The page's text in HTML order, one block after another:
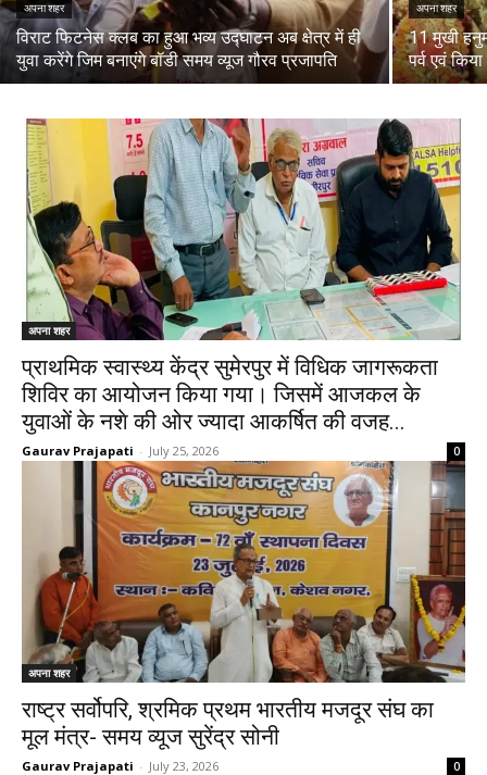
अपना शहर
विराट फिटनेस क्लब का हुआ भव्य उद्घाटन अब क्षेत्र में ही
युवा करेंगे जिम बनाएंगे बॉडी समय व्यूज गौरव प्रजापति
अपना शहर
11 मुखी
पर्व एवं
अपना शहर
प्राथमिक स्वास्थ्य केंद्र सुमेरपुर में विधिक जागरूकता
शिविर का आयोजन किया गया। जिसमें आजकल के
युवाओं के नशे की ओर ज्यादा आकर्षित की वजह...
Gaurav Prajapati - July 25, 2026 0
अपना शहर
राष्ट्र सर्वोपरि, श्रमिक प्रथम भारतीय मजदूर संघ का
मूल मंत्र- समय व्यूज सुरेंद्र सोनी
Gaurav Prajapati - July 23, 2026 0